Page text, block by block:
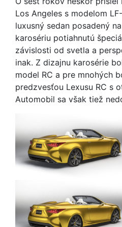
Los Angeles s modelom
luxusný sedan posadený
karosériu potiahnutú
závislosti od svetla a
inak. Z dizajnu karosérie
model RC a pre mnohých
predzvesťou Lexusu RC s
Automobil sa však tiež